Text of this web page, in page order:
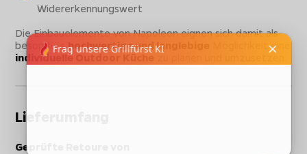
Widererkennungswert
Die Einbauelemente von Napoleon eignen sich damit als
besondershochwertige und langlebige
Möglichkeit eine
individuelle Outdoor Küche zu planen und umzusetzen.
Lieferumfang
Geprüfte Retoure von